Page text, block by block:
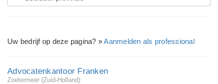
Uw bedrijf op deze pagina? »Aanmelden als professional
Advocatenkantoor Franken
Zoetermeer (Zuid-Holland)